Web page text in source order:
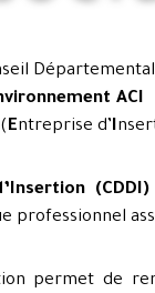
ACI
Entreprise d’I
(CDDI)
professionnel
permet de